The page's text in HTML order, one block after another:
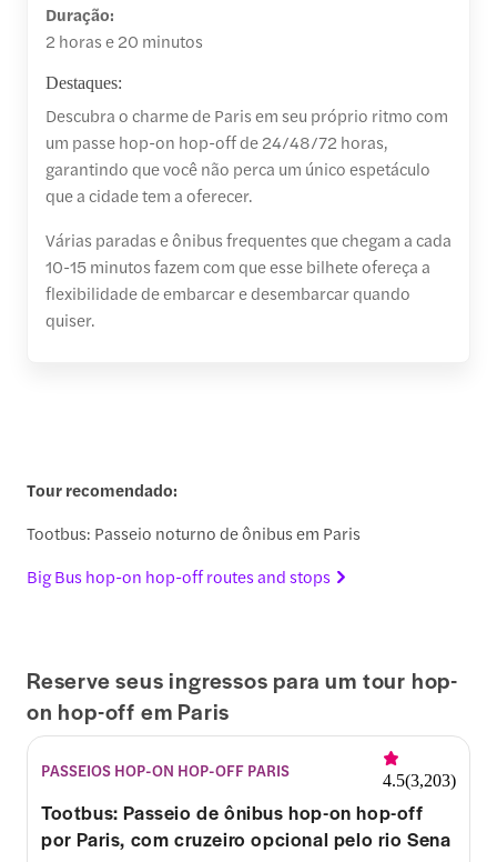
Duração:
2 horas e 20 minutos
Destaques:
Descubra o charme de Paris em seu próprio ritmo com
um passe hop-on hop-off de 24/48/72 horas,
garantindo que você não perca um único espetáculo
que a cidade tem a oferecer.
Várias paradas e ônibus frequentes que chegam a cada
10-15 minutos fazem com que esse bilhete ofereça a
flexibilidade de embarcar e desembarcar quando
quiser.
Tour recomendado:
Tootbus: Passeio noturno de ônibus em Paris
Big Bus hop-on hop-off routes and stops
Reserve seus ingressos para um tour hop-
on hop-off em Paris
PASSEIOS HOP-ON HOP-OFF PARIS 4.5(3,203)
Tootbus: Passeio de ônibus hop-on hop-off
por Paris, com cruzeiro opcional pelo rio Sena